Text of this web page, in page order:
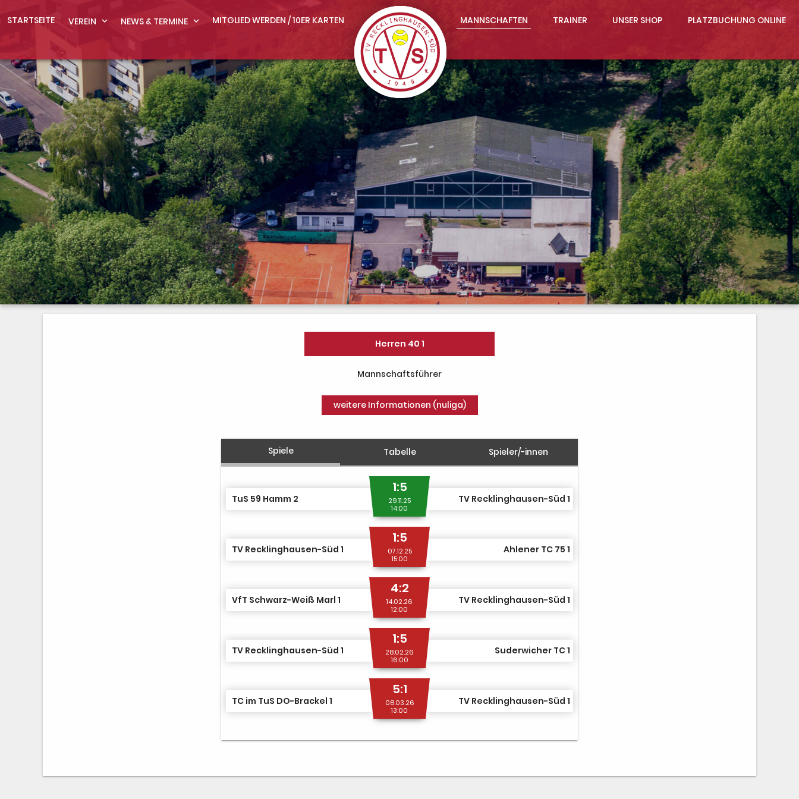
STARTSEITE VEREIN expand_more NEWS & TERMINE expand_more MITGLIED WERDEN / 10ER KARTEN MANNSCHAFTEN TRAINER UNSER SHOP PLATZBUCHUNG ONLINE
Herren 40 1
Mannschaftsführer
weitere Informationen (nuliga)
Spiele Tabelle Spieler/-innen
TuS 59 Hamm 2
1:5
29.11.25
14:00
TV Recklinghausen-Süd 1
TV Recklinghausen-Süd 1
1:5
07.12.25
15:00
Ahlener TC 75 1
VfT Schwarz-Weiß Marl 1
4:2
14.02.26
12:00
TV Recklinghausen-Süd 1
TV Recklinghausen-Süd 1
1:5
28.02.26
16:00
Suderwicher TC 1
TC im TuS DO-Brackel 1
5:1
08.03.26
13:00
TV Recklinghausen-Süd 1